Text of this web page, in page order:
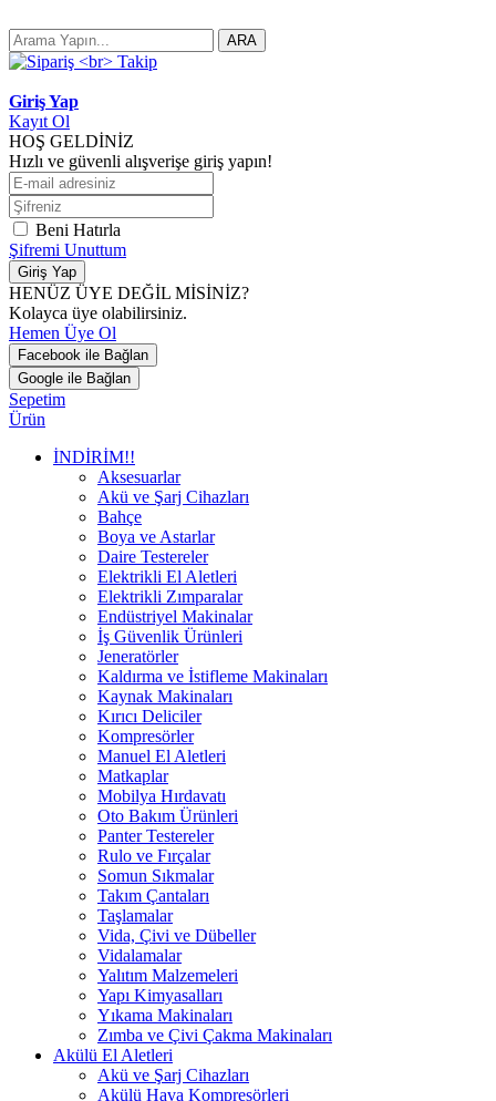
ARA
Giriş Yap
Kayıt Ol
HOŞ GELDİNİZ
Hızlı ve güvenli alışverişe giriş yapın!
Beni Hatırla
Şifremi Unuttum
Giriş Yap
HENÜZ ÜYE DEĞİL MİSİNİZ?
Kolayca üye olabilirsiniz.
Hemen Üye Ol
Facebook ile Bağlan
Google ile Bağlan
Sepetim
Ürün
İNDİRİM!!
Aksesuarlar
Akü ve Şarj Cihazları
Bahçe
Boya ve Astarlar
Daire Testereler
Elektrikli El Aletleri
Elektrikli Zımparalar
Endüstriyel Makinalar
İş Güvenlik Ürünleri
Jeneratörler
Kaldırma ve İstifleme Makinaları
Kaynak Makinaları
Kırıcı Deliciler
Kompresörler
Manuel El Aletleri
Matkaplar
Mobilya Hırdavatı
Oto Bakım Ürünleri
Panter Testereler
Rulo ve Fırçalar
Somun Sıkmalar
Takım Çantaları
Taşlamalar
Vida, Çivi ve Dübeller
Vidalamalar
Yalıtım Malzemeleri
Yapı Kimyasalları
Yıkama Makinaları
Zımba ve Çivi Çakma Makinaları
Akülü El Aletleri
Akü ve Şarj Cihazları
Akülü Hava Kompresörleri